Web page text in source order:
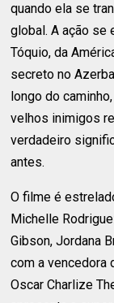
quando ela se
global. A ação se
Tóquio, da
secreto no
longo do
velhos inimigos
verdadeiro
antes.
O filme é
Michelle
Gibson, Jordana
com a vencedora
Oscar Charlize